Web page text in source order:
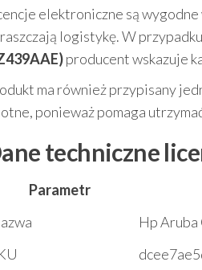
elektroniczne są wygodne
logistykę. W przypadku
producent wskazuje
ma również przypisany
ponieważ pomaga
techniczne
Parametr
Hp